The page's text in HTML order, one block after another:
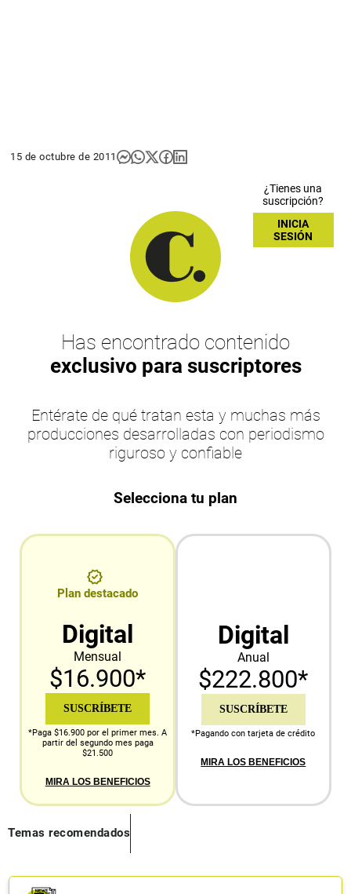
15 de octubre de 2011
¿Tienes una
suscripción?
INICIA
SESIÓN
Has encontrado contenido
exclusivo para suscriptores
Entérate de qué tratan esta y muchas más
producciones desarrolladas con periodismo
riguroso y confiable
Selecciona tu plan
Plan destacado
Digital
Mensual
$16.900*
SUSCRÍBETE
*Paga $16.900 por el primer mes. A
partir del segundo mes paga
$21.500
MIRA LOS BENEFICIOS
Digital
Anual
$222.800*
SUSCRÍBETE
*Pagando con tarjeta de crédito
MIRA LOS BENEFICIOS
Temas recomendados